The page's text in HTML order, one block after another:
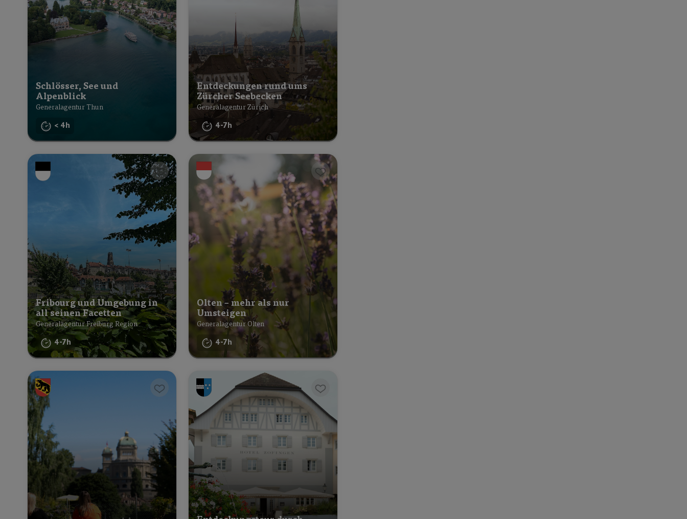
Schlösser, See und
Alpenblick
Generalagentur Thun
< 4h
Entdeckungen rund ums
Zürcher Seebecken
Generalagentur Zürich
4-7h
Fribourg und Umgebung in
all seinen Facetten
Generalagentur Freiburg Region
4-7h
Olten – mehr als nur
Umsteigen
Generalagentur Olten
4-7h